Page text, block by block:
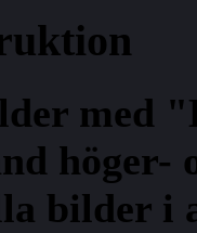
med
bilder i